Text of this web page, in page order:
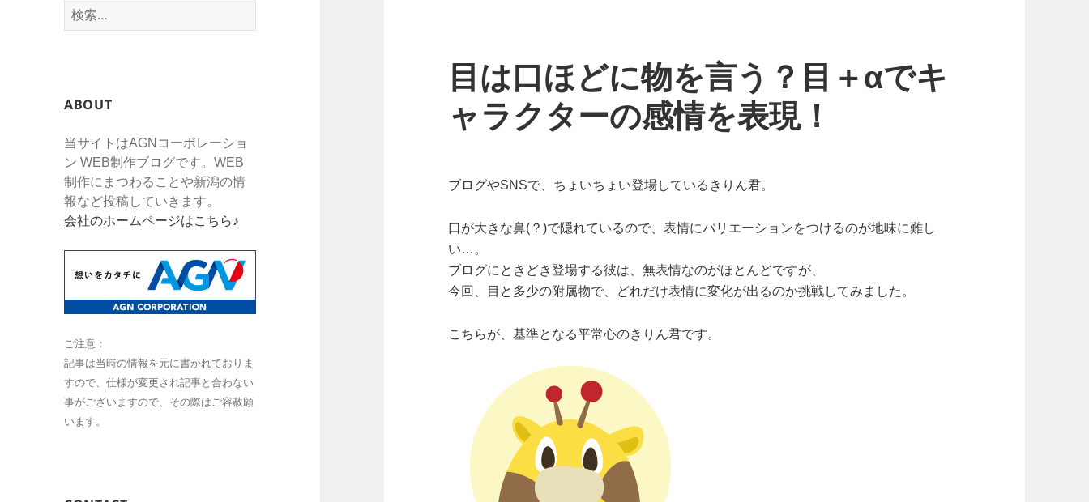
検
ABOUT
当サイトはAGNコーポレーショ
ン WEB制作ブログです。WEB
制作にまつわることや新潟の情
報など投稿していきます。
会社のホームページはこちら♪
ご注意：
記事は当時の情報を元に書かれておりま
すので、仕様が変更され記事と合わない
事がございますので、その際はご容赦願
います。
目は口ほどに物を言う？目＋αでキ
ャラクターの感情を表現！
ブログやSNSで、ちょいちょい登場しているきりん君。
口が大きな鼻(？)で隠れているので、表情にバリエーションをつけるのが地味に難し
い…。
ブログにときどき登場する彼は、無表情なのがほとんどですが、
今回、目と多少の附属物で、どれだけ表情に変化が出るのか挑戦してみました。
こちらが、基準となる平常心のきりん君です。